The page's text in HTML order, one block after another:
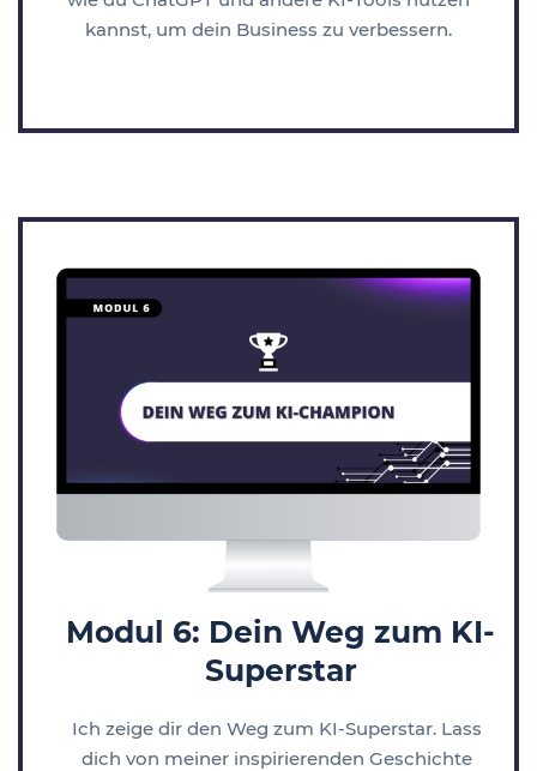
kannst, um dein Business zu verbessern.
Modul 6: Dein Weg zum KI-
Superstar
Ich zeige dir den Weg zum KI-Superstar. Lass
dich von meiner inspirierenden Geschichte